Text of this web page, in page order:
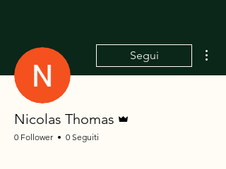
Segui
Nicolas Thomas
0 Follower 0 Seguiti